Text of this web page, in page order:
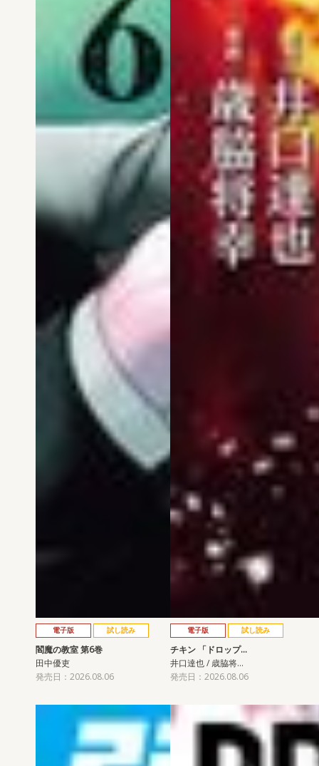
電子版 試し読み
閻魔の教室 第6巻
田中優吏
発売日：2026.08.06
電子版 試し読み
チキン 「ドロップ…
井口達也 / 歳脇将…
発売日：2026.08.06